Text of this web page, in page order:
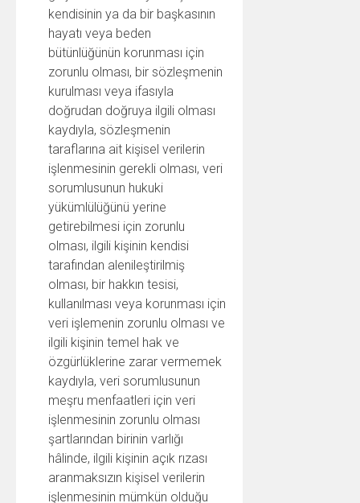
kendisinin ya da bir başkasının
hayatı veya beden
bütünlüğünün korunması için
zorunlu olması, bir sözleşmenin
kurulması veya ifasıyla
doğrudan doğruya ilgili olması
kaydıyla, sözleşmenin
taraflarına ait kişisel verilerin
işlenmesinin gerekli olması, veri
sorumlusunun hukuki
yükümlülüğünü yerine
getirebilmesi için zorunlu
olması, ilgili kişinin kendisi
tarafından alenileştirilmiş
olması, bir hakkın tesisi,
kullanılması veya korunması için
veri işlemenin zorunlu olması ve
ilgili kişinin temel hak ve
özgürlüklerine zarar vermemek
kaydıyla, veri sorumlusunun
meşru menfaatleri için veri
işlenmesinin zorunlu olması
şartlarından birinin varlığı
hâlinde, ilgili kişinin açık rızası
aranmaksızın kişisel verilerin
işlenmesinin mümkün olduğu